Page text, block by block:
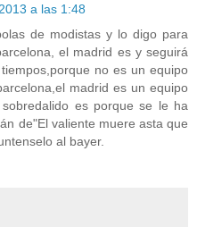
a las 1:48
de modistas y lo digo para
el madrid es y seguirá
no es un equipo
madrid es un equipo
es porque se le ha
de"El valiente muere asta que
al bayer.